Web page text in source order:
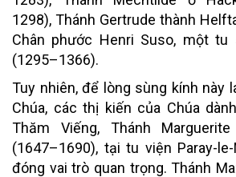
1298), Thánh Gertrude thành
Chân phước Henri Suso, một tu
(1295–1366).
Tuy nhiên, để lòng sùng kính này
Chúa, các thị kiến của Chúa
Thăm Viếng, Thánh
(1647–1690), tại tu viện Paray-
đóng vai trò quan trọng. Thánh